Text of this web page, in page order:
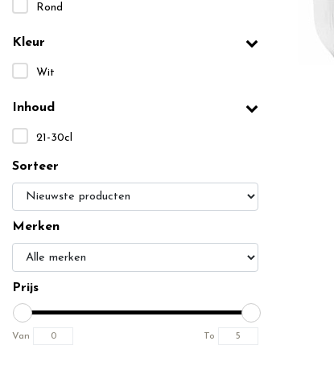
Rond
Kleur
Wit
Inhoud
21-30cl
Sorteer
Merken
Prijs
Van To